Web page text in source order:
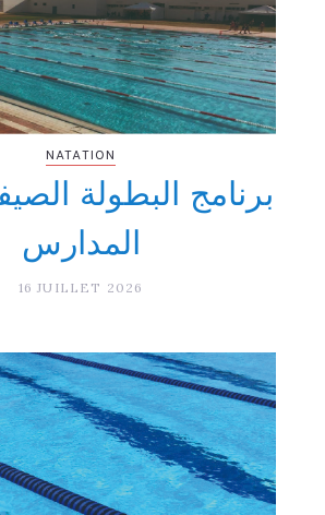
NATATION
برنامج البطولة
المدارس
16 JUILLET 2026